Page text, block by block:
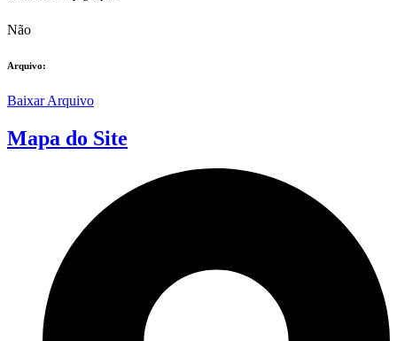
Não
Arquivo:
Baixar Arquivo
Mapa do Site